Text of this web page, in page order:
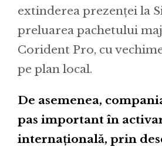
extinderea prezenței la
preluarea pachetului
Corident Pro, cu
pe plan local.
De asemenea,
pas important în
internațională, prin